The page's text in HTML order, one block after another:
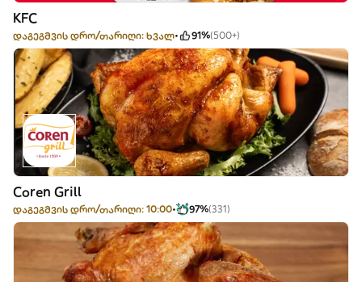
KFC
დაგეგმვის დრო/თარიღი: ხვალ 91%(500+)
Coren Grill
დაგეგმვის დრო/თარიღი: 10:00 97%(331)